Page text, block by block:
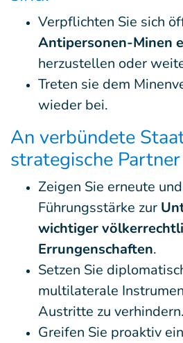
Verpflichten Sie sich
Antipersonen-Minen
herzustellen oder
Treten sie dem
wieder bei.
An verbündete
strategische Partner
Zeigen Sie erneute
Führungsstärke zur
wichtiger
Errungenschaften.
Setzen Sie
multilaterale
Austritte zu verhindern.
Greifen Sie proaktiv